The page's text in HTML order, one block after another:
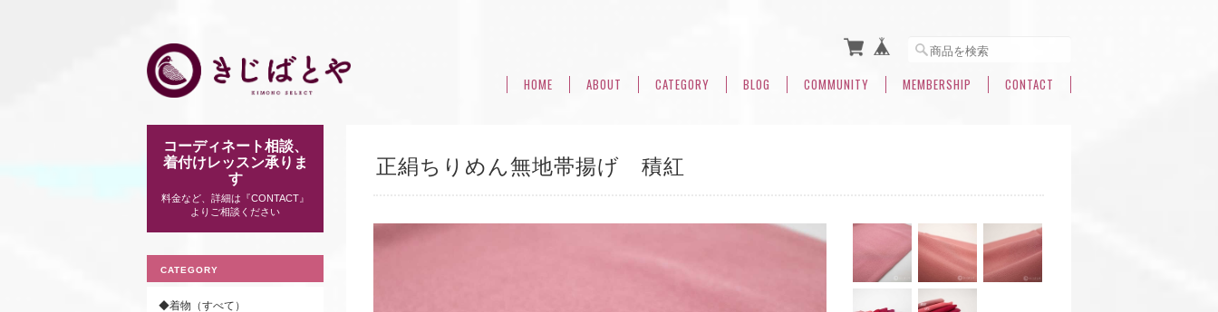
HOME ABOUT CATEGORY BLOG COMMUNITY MEMBERSHIP CONTACT
正絹ちりめん無地帯揚げ 積紅
コーディネート相談、
着付けレッスン承りま
す
料金など、詳細は『CONTACT』
よりご相談ください
CATEGORY
◆着物（すべて）